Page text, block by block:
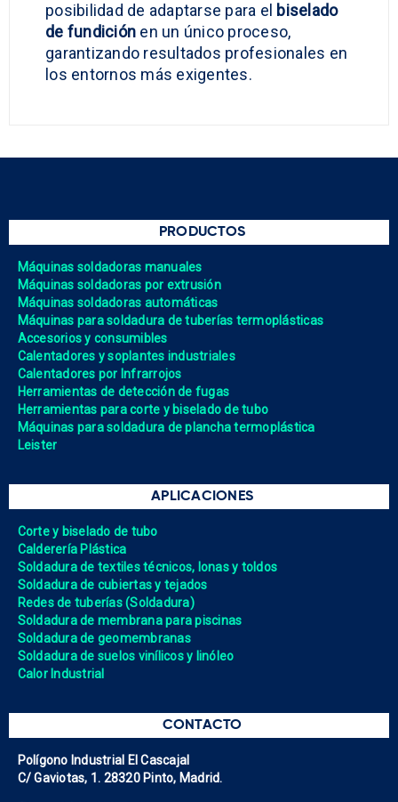
posibilidad de adaptarse para el biselado
de fundición en un único proceso,
garantizando resultados profesionales en
los entornos más exigentes.
PRODUCTOS
Máquinas soldadoras manuales
Máquinas soldadoras por extrusión
Máquinas soldadoras automáticas
Máquinas para soldadura de tuberías termoplásticas
Accesorios y consumibles
Calentadores y soplantes industriales
Calentadores por Infrarrojos
Herramientas de detección de fugas
Herramientas para corte y biselado de tubo
Máquinas para soldadura de plancha termoplástica
Leister
APLICACIONES
Corte y biselado de tubo
Calderería Plástica
Soldadura de textiles técnicos, lonas y toldos
Soldadura de cubiertas y tejados
Redes de tuberías (Soldadura)
Soldadura de membrana para piscinas
Soldadura de geomembranas
Soldadura de suelos vinílicos y linóleo
Calor Industrial
CONTACTO
Polígono Industrial El Cascajal
C/ Gaviotas, 1. 28320 Pinto, Madrid.